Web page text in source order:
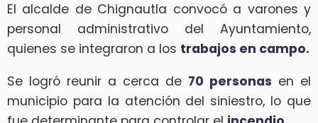
El alcalde de Chignautla convocó a varones y
personal administrativo del Ayuntamiento,
quienes se integraron a los trabajos en campo.
Se logró reunir a cerca de 70 personas en el
municipio para la atención del siniestro, lo que